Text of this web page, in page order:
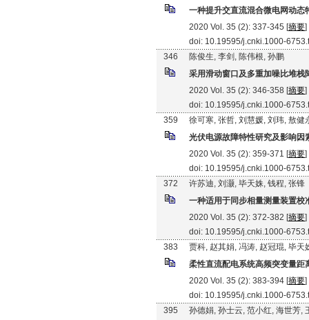
一种提升交直流混合微电网动态
2020 Vol. 35 (2): 337-345 [摘要]
doi: 10.19595/j.cnki.1000-
346
陈俊生, 李剑, 陈伟根, 孙鹏
采用滑动窗口及多重加噪比堆栈
2020 Vol. 35 (2): 346-358 [摘要]
doi: 10.19595/j.cnki.1000-
359
徐可寒, 张哲, 刘慧媛, 刘玮, 敖健
光伏电源故障特性研究及影响因
2020 Vol. 35 (2): 359-371 [摘要]
doi: 10.19595/j.cnki.1000-
372
许苏迪, 刘灏, 毕天姝, 钱程, 张锋
一种适用于同步相量测量装置校
2020 Vol. 35 (2): 372-382 [摘要]
doi: 10.19595/j.cnki.1000-
383
贾科, 赵其娟, 冯涛, 赵冠琨, 毕天
柔性直流配电系统高频突变量距
2020 Vol. 35 (2): 383-394 [摘要]
doi: 10.19595/j.cnki.1000-
395
孙德娟, 孙士云, 范小红, 海世芳,